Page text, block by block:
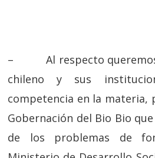
– Al respecto queremos
chileno y sus
competencia en la materia,
Gobernación del Bio Bio
de los problemas de